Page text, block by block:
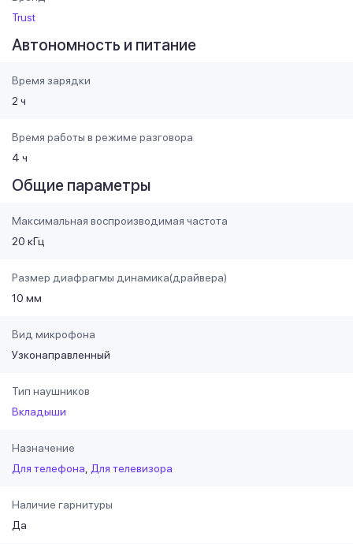
Trust
Автономность и питание
Время зарядки
2 ч
Время работы в режиме разговора
4 ч
Общие параметры
Максимальная воспроизводимая частота
20 кГц
Размер диафрагмы динамика(драйвера)
10 мм
Вид микрофона
Узконаправленный
Тип наушников
Вкладыши
Назначение
Для телефона
Для телевизора
Наличие гарнитуры
Да